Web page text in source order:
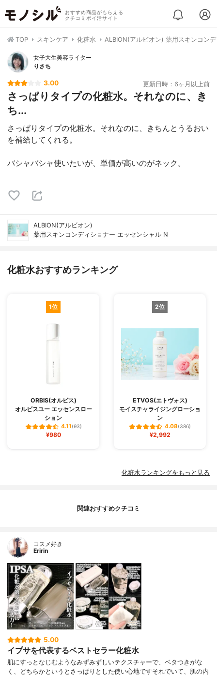
おすすめ商品がもらえる
クチコミポイ活サイト
TOP スキンケア 化粧水 ALBION(アルビオン) 薬用スキンコン
女子大生美容ライター
りさち
3.00 更新日時：6ヶ月以上前
さっぱりタイプの化粧水。それなのに、き
ち...
さっぱりタイプの化粧水。それなのに、きちんとうるおい
を補給してくれる。
バシャバシャ使いたいが、単価が高いのがネック。
ALBION(アルビオン)
薬用スキンコンディショナー エッセンシャル N
化粧水おすすめランキング
1位
ORBIS(オルビス)
オルビスユー エッセンスロー
ション
4.11(93)
¥980
2位
ETVOS(エトヴォス)
モイスチャライジングローショ
ン
4.08(386)
¥2,992
化粧水ランキングをもっと見る
関連おすすめクチコミ
コスメ好き
Eririn
5.00
イプサを代表するベストセラー化粧水
肌にすっとなじむようなみずみずしいテクスチャーで、ベタつきがな
く、どちらかというとさっぱりとした使い心地ですそれでいて、肌の内